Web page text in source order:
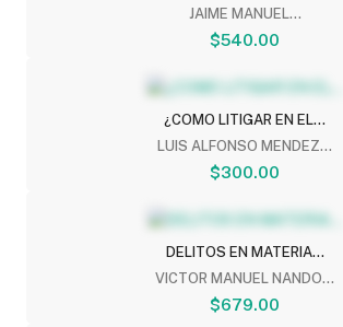
JAIME MANUEL...
$540.00
¿COMO LITIGAR EN EL...
LUIS ALFONSO MENDEZ...
$300.00
DELITOS EN MATERIA...
VICTOR MANUEL NANDO...
$679.00